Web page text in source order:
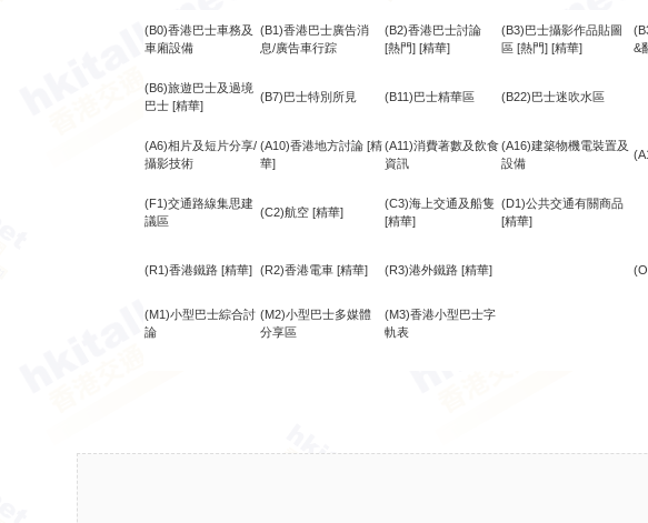
(B0)香港巴士車務及
車廂設備
(B1)香港巴士廣告消
息/廣告車行踪
(B2)香港巴士討論
[熱門] [精華]
(B3)巴士攝影作品貼圖
區 [熱門] [精華]
&
(B6)旅遊巴士及過境
巴士 [精華]
(B7)巴士特別所見 (B11)巴士精華區 (B22)巴士迷吹水區
(A6)相片及短片分享/
攝影技術
(A10)香港地方討論 [精
華]
(A11)消費著數及飲食
資訊
(A16)建築物機電裝置及
設備
(F1)交通路線集思建
議區
(C2)航空 [精華]
(C3)海上交通及船隻
[精華]
(D1)公共交通有關商品
[精華]
(R1)香港鐵路 [精華] (R2)香港電車 [精華] (R3)港外鐵路 [精華]
(M1)小型巴士綜合討
論
(M2)小型巴士多媒體
分享區
(M3)香港小型巴士字
軌表